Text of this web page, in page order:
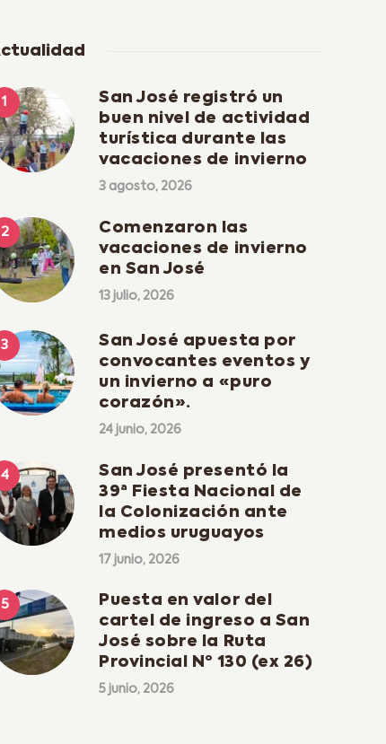
San José registró un
buen nivel de actividad
turística durante las
vacaciones de invierno
3 agosto, 2026
Comenzaron las
vacaciones de invierno
en San José
13 julio, 2026
San José apuesta por
convocantes eventos y
un invierno a «puro
corazón».
24 junio, 2026
San José presentó la
39ª Fiesta Nacional de
la Colonización ante
medios uruguayos
17 junio, 2026
Puesta en valor del
cartel de ingreso a San
José sobre la Ruta
Provincial Nº 130 (ex 26)
5 junio, 2026